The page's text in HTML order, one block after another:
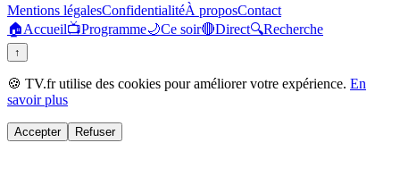
Mentions légalesConfidentialitéÀ proposContact
🏠Accueil📺Programme🌙Ce soir🔴Direct🔍Recherche
↑
🍪 TV.fr utilise des cookies pour améliorer votre expérience. En
savoir plus
Accepter Refuser